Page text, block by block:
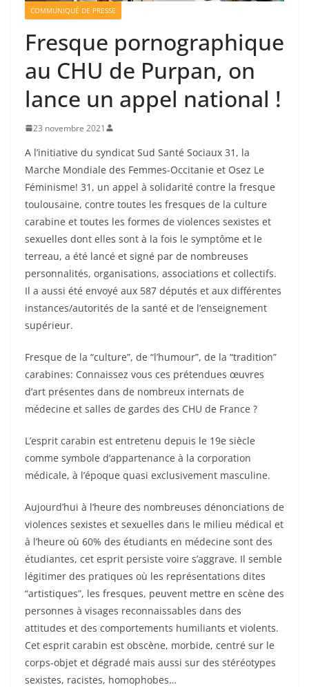
COMMUNIQUÉ DE PRESSE
Fresque pornographique
au CHU de Purpan, on
lance un appel national !
23 novembre 2021
A l’initiative du syndicat Sud Santé Sociaux 31, la
Marche Mondiale des Femmes-Occitanie et Osez Le
Féminisme! 31, un appel à solidarité contre la fresque
toulousaine, contre toutes les fresques de la culture
carabine et toutes les formes de violences sexistes et
sexuelles dont elles sont à la fois le symptôme et le
terreau, a été lancé et signé par de nombreuses
personnalités, organisations, associations et collectifs.
Il a aussi été envoyé aux 587 députés et aux différentes
instances/autorités de la santé et de l’enseignement
supérieur.
Fresque de la “culture”, de “l’humour”, de la “tradition”
carabines: Connaissez vous ces prétendues œuvres
d’art présentes dans de nombreux internats de
médecine et salles de gardes des CHU de France ?
L’esprit carabin est entretenu depuis le 19e siècle
comme symbole d’appartenance à la corporation
médicale, à l’époque quasi exclusivement masculine.
Aujourd’hui à l’heure des nombreuses dénonciations de
violences sexistes et sexuelles dans le milieu médical et
à l’heure où 60% des étudiants en médecine sont des
étudiantes, cet esprit persiste voire s’aggrave. Il semble
légitimer des pratiques où les représentations dites
“artistiques”, les fresques, peuvent mettre en scène des
personnes à visages reconnaissables dans des
attitudes et des comportements humiliants et violents.
Cet esprit carabin est obscène, morbide, centré sur le
corps-objet et dégradé mais aussi sur des stéréotypes
sexistes, racistes, homophobes…